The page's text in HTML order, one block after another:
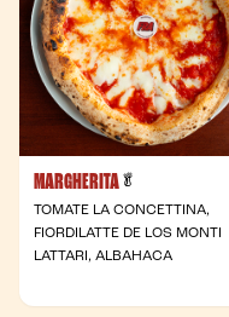
MARGHERITA 🥬
TOMATE LA CONCETTINA,
FIORDILATTE DE LOS MONTI
LATTARI, ALBAHACA